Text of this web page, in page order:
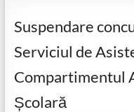
Suspendare
Serviciul de
Compartimentul
Școlară